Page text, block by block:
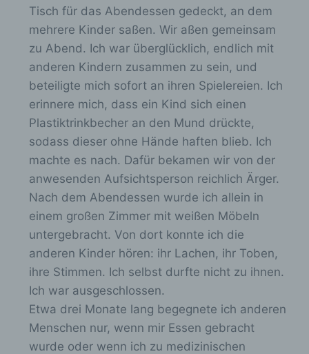
Tisch für das Abendessen gedeckt, an dem
mehrere Kinder saßen. Wir aßen gemeinsam
zu Abend. Ich war überglücklich, endlich mit
anderen Kindern zusammen zu sein, und
beteiligte mich sofort an ihren Spielereien. Ich
erinnere mich, dass ein Kind sich einen
Plastiktrinkbecher an den Mund drückte,
sodass dieser ohne Hände haften blieb. Ich
machte es nach. Dafür bekamen wir von der
anwesenden Aufsichtsperson reichlich Ärger.
Nach dem Abendessen wurde ich allein in
einem großen Zimmer mit weißen Möbeln
untergebracht. Von dort konnte ich die
anderen Kinder hören: ihr Lachen, ihr Toben,
ihre Stimmen. Ich selbst durfte nicht zu ihnen.
Ich war ausgeschlossen.
Etwa drei Monate lang begegnete ich anderen
Menschen nur, wenn mir Essen gebracht
wurde oder wenn ich zu medizinischen
12059 Berlin
Deutschland
E-Mail: info@verschickungsheime.de
Cookies / SessionStorage / LocalStorage
Die Internetseiten verwenden teilweise so
genannte Cookies, LocalStorage und
SessionStorage. Dies dient dazu, unser
Angebot nutzerfreundlicher, effektiver und
sicherer zu machen. Local Storage und
SessionStorage ist eine Technologie, mit
welcher ihr Browser Daten auf Ihrem Computer
oder mobilen Gerät abspeichert. Cookies sind
Textdateien, welche über einen Internetbrowser
auf einem Computersystem abgelegt und
gespeichert werden. Sie können die
Verwendung von Cookies, LocalStorage und
SessionStorage durch entsprechende
Einstellung in Ihrem Browser verhindern.